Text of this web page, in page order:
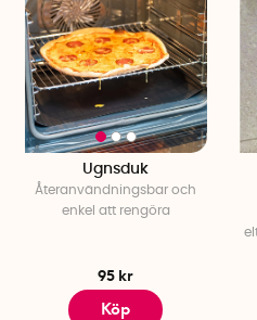
Ugnsduk
Återanvändningsbar och
enkel att rengöra
95 kr
Köp